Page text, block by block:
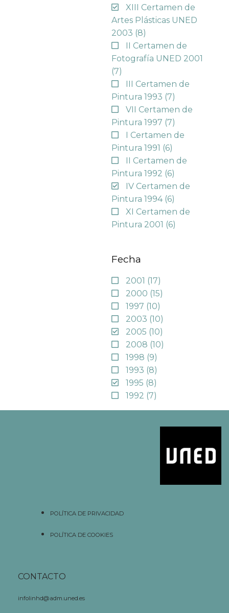
XIII Certamen de
Artes Plásticas UNED
2003 (8)
II Certamen de
Fotografía UNED 2001
(7)
III Certamen de
Pintura 1993 (7)
VII Certamen de
Pintura 1997 (7)
I Certamen de
Pintura 1991 (6)
II Certamen de
Pintura 1992 (6)
IV Certamen de
Pintura 1994 (6)
XI Certamen de
Pintura 2001 (6)
Fecha
2001 (17)
2000 (15)
1997 (10)
2003 (10)
2005 (10)
2008 (10)
1998 (9)
1993 (8)
1995 (8)
1992 (7)
POLÍTICA DE PRIVACIDAD
POLÍTICA DE COOKIES
CONTACTO
infolinhd@adm.uned.es